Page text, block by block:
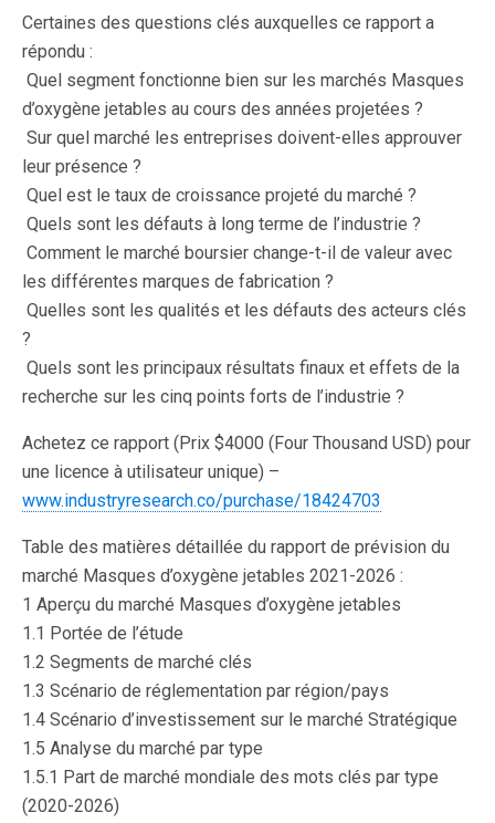
Certaines des questions clés auxquelles ce rapport a
répondu :
 Quel segment fonctionne bien sur les marchés Masques
d’oxygène jetables au cours des années projetées ?
 Sur quel marché les entreprises doivent-elles approuver
leur présence ?
 Quel est le taux de croissance projeté du marché ?
 Quels sont les défauts à long terme de l’industrie ?
 Comment le marché boursier change-t-il de valeur avec
les différentes marques de fabrication ?
 Quelles sont les qualités et les défauts des acteurs clés
?
 Quels sont les principaux résultats finaux et effets de la
recherche sur les cinq points forts de l’industrie ?
Achetez ce rapport (Prix $4000 (Four Thousand USD) pour
une licence à utilisateur unique) –
www.industryresearch.co/purchase/18424703
Table des matières détaillée du rapport de prévision du
marché Masques d’oxygène jetables 2021-2026 :
1 Aperçu du marché Masques d’oxygène jetables
1.1 Portée de l’étude
1.2 Segments de marché clés
1.3 Scénario de réglementation par région/pays
1.4 Scénario d’investissement sur le marché Stratégique
1.5 Analyse du marché par type
1.5.1 Part de marché mondiale des mots clés par type
(2020-2026)